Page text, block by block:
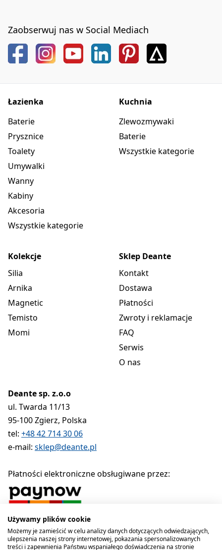
Zaobserwuj nas w Social Mediach
Łazienka
Baterie
Prysznice
Toalety
Umywalki
Wanny
Kabiny
Akcesoria
Wszystkie kategorie
Kuchnia
Zlewozmywaki
Baterie
Wszystkie kategorie
Kolekcje
Silia
Arnika
Magnetic
Temisto
Momi
Sklep Deante
Kontakt
Dostawa
Płatności
Zwroty i reklamacje
FAQ
Serwis
O nas
Deante sp. z.o.o
ul. Twarda 11/13
95-100 Zgierz, Polska
tel: +48 42 714 30 06
e-mail: sklep@deante.pl
Płatności elektroniczne obsługiwane przez:
Deante sp. z o.o. 1990-2026
Polityka prywatności Regulamin Polityka cookies
Używamy plików cookie
Możemy je zamieścić w celu analizy danych dotyczących odwiedzających,
ulepszenia naszej strony internetowej, pokazania spersonalizowanych
treści i zapewnienia Państwu wspaniałego doświadczenia na stronie